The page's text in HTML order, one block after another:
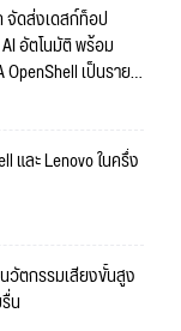
จัดส่งเดสก์ท็อป
อัตโนมัติ พร้อม
OpenShell เป็นราย
และ Lenovo ในครึ่ง
วัตกรรมเสียงขั้นสูง
น